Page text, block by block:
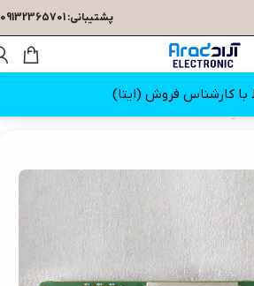
پشتیبانی: 09132365701
با کارشناس فروش (ایتا)